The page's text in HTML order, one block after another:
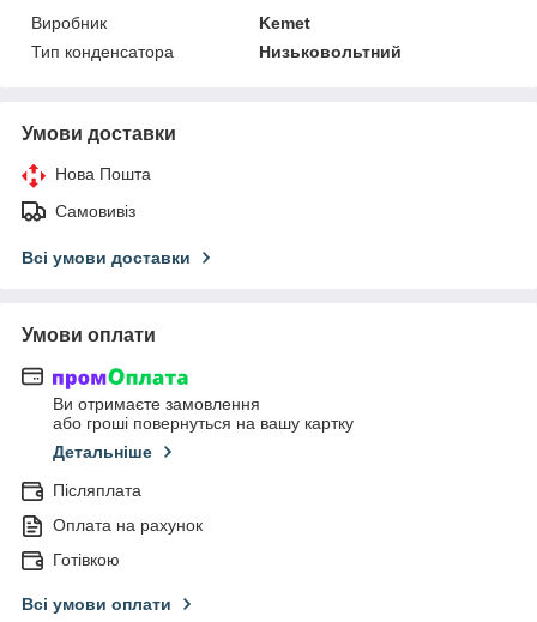
Виробник
Kemet
Тип конденсатора
Низьковольтний
Умови доставки
Нова Пошта
Самовивіз
Всі умови доставки
Умови оплати
Ви отримаєте замовлення
або гроші повернуться на вашу картку
Детальніше
Післяплата
Оплата на рахунок
Готівкою
Всі умови оплати